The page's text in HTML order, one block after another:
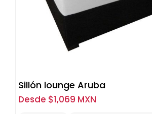
Sillón lounge Aruba
Desde $1,069 MXN